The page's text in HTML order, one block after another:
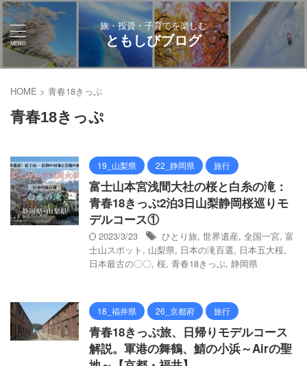
旅・投資・子育てを楽しむ
ともしびブログ
HOME > 青春18きっぷ
青春18きっぷ
19_山梨県 22_静岡県 旅行
富士山本宮浅間大社の桜と白糸の滝：
青春18きっぷ2泊3日山梨静岡桜巡りモ
デルコース①
2023/3/23 ひとり旅, 世界遺産, 全国一宮, 富
士山スポット , 山梨県, 日本の滝百選, 日本五大桜,
日本最古の〇〇, 桜, 青春18きっぷ, 静岡県
18_福井県 26_京都府 旅行
青春18きっぷ旅、日帰りモデルコース
解説。軍港の舞鶴、鯖の小浜～Airの聖